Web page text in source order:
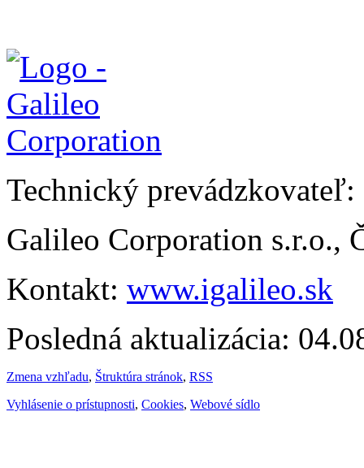
Technický prevádzkovateľ:
Galileo Corporation s.r.o.,
Kontakt: www.igalileo.sk
Posledná aktualizácia:
Zmena vzhľadu, Štruktúra stránok, RSS
Vyhlásenie o prístupnosti, Cookies, Webové sídlo